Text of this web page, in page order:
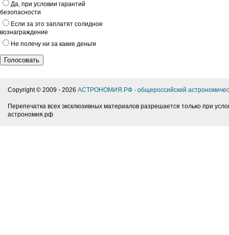
Да, при условии гарантий
безопасности
Если за это заплатят солидное
вознаграждение
Не полечу ни за какие деньги
Copyright © 2009 - 2026 АСТРОНОМИЯ.РФ - общероссийский
Перепечатка всех эксклюзивных материалов разрешается только при
астрономия.рф